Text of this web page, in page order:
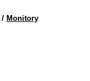
/ Monitory